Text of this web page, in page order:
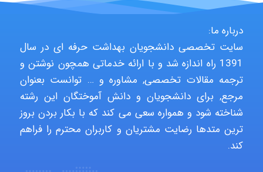
USER124
malekf
درباره ما:
سایت تخصصی دانشجویان بهداشت حرفه ای در سال
1391 راه اندازه شد و با ارائه خدماتی همچون نوشتن و
ترجمه مقالات تخصصی, مشاوره و … توانست بعنوان
مرجع, برای دانشجویان و دانش آموختگان این رشته
شناخته شود و همواره سعی می کند که با بکار بردن بروز
ترین متدها رضایت مشتریان و کاربران محترم را فراهم
کند.